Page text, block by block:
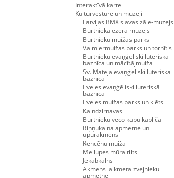
Interaktīvā karte
Kultūrvēsture un muzeji
Latvijas BMX slavas zāle-muzejs
Burtnieka ezera muzejs
Burtnieku muižas parks
Valmiermuižas parks un tornītis
Burtnieku evaņģēliski luteriskā
baznīca un mācītājmuiža
Sv. Mateja evaņģēliski luteriskā
baznīca
Ēveles evaņģēliski luteriskā
baznīca
Ēveles muižas parks un klēts
Kalndzirnavas
Burtnieku veco kapu kapliča
Riņņukalna apmetne un
upurakmens
Rencēnu muiža
Mellupes mūra tilts
Jēkabkalns
Akmens laikmeta zvejnieku
apmetne